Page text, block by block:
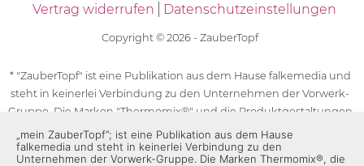
Vertrag widerrufen
Datenschutzeinstellungen
Copyright © 2026 - ZauberTopf
* "ZauberTopf" ist eine Publikation aus dem Hause falkemedia und
steht in keinerlei Verbindung zu den Unternehmen der Vorwerk-
Gruppe. Die Marken "Thermomix®" und die Produktgestaltungen
des "Thermomix®" sind eingetragene Marken der Unternehmen
der Vorwerk-Gruppe. Die Marken Thermomix®, die Zeichen TM5®,
„mein ZauberTopf”; ist eine Publikation aus dem Hause
falkemedia und steht in keinerlei Verbindung zu den
Unternehmen der Vorwerk-Gruppe. Die Marken Thermomix®, die